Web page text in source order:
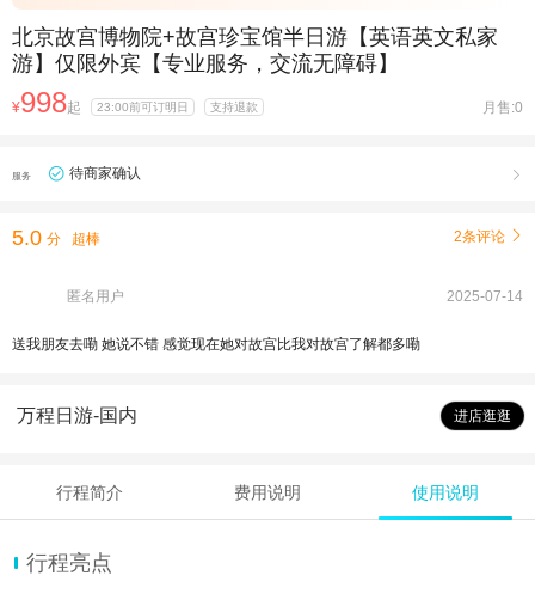
北京故宫博物院+故宫珍宝馆半日游【英语英文私家
游】仅限外宾【专业服务，交流无障碍】
¥998起 23:00前可订明日 支持退款 月售:0
服务 待商家确认 
5.0 分 超棒 2条评论 
匿名用户 2025-07-14
送我朋友去嘞 她说不错 感觉现在她对故宫比我对故宫了解都多嘞
万程日游-国内 进店逛逛
行程简介 费用说明 使用说明
行程亮点